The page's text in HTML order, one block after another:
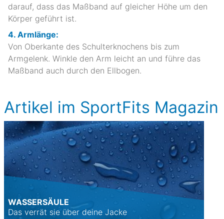
darauf, dass das Maßband auf gleicher Höhe um den
Körper geführt ist.
4. Armlänge:
Von Oberkante des Schulterknochens bis zum
Armgelenk. Winkle den Arm leicht an und führe das
Maßband auch durch den Ellbogen.
Artikel im SportFits Magazin
WASSERSÄULE
Das verrät sie über deine Jacke